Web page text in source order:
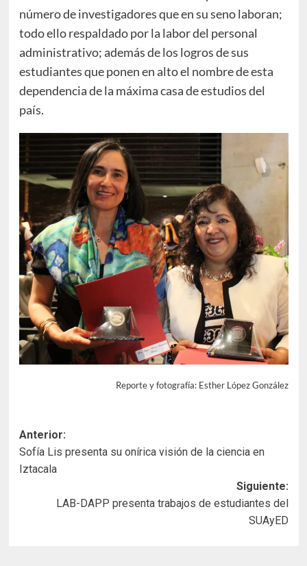
número de investigadores que en su seno laboran;
todo ello respaldado por la labor del personal
administrativo; además de los logros de sus
estudiantes que ponen en alto el nombre de esta
dependencia de la máxima casa de estudios del
país.
Reporte y fotografía: Esther López González
Navegación
de
Anterior:
Sofía Lis presenta su onírica visión de la ciencia en
Iztacala
Siguiente:
LAB-DAPP presenta trabajos de estudiantes del
SUAyED